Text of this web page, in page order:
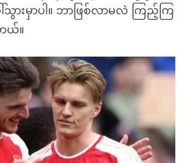
ားမှာပါ။ ဘာဖြစ်လာမလဲ ကြည့်ကြ
တယ်။